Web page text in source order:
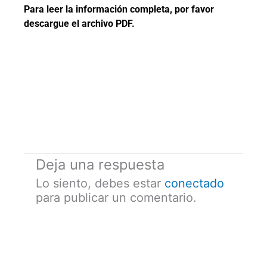
Para leer la información completa, por favor
descargue el archivo PDF.
Deja una respuesta
Lo siento, debes estar conectado
para publicar un comentario.